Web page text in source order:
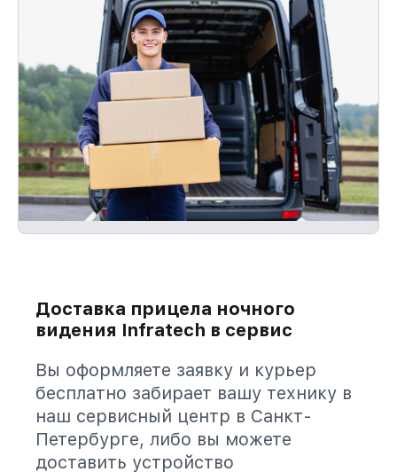
Доставка прицела ночного
видения Infratech в сервис
Вы оформляете заявку и курьер
бесплатно забирает вашу технику в
наш сервисный центр в Санкт-
Петербурге, либо вы можете
доставить устройство